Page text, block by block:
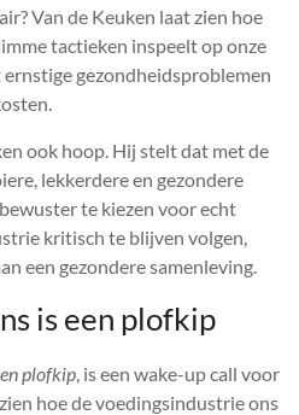
Van de Keuken laat zien hoe
tactieken inspeelt op onze
gezondheidsproblemen
ook hoop. Hij stelt dat met de
lekkerdere en gezondere
te kiezen voor echt
kritisch te blijven volgen,
een gezondere samenleving.
is een plofkip
plofkip , is een wake-up call voor
hoe de voedingsindustrie ons